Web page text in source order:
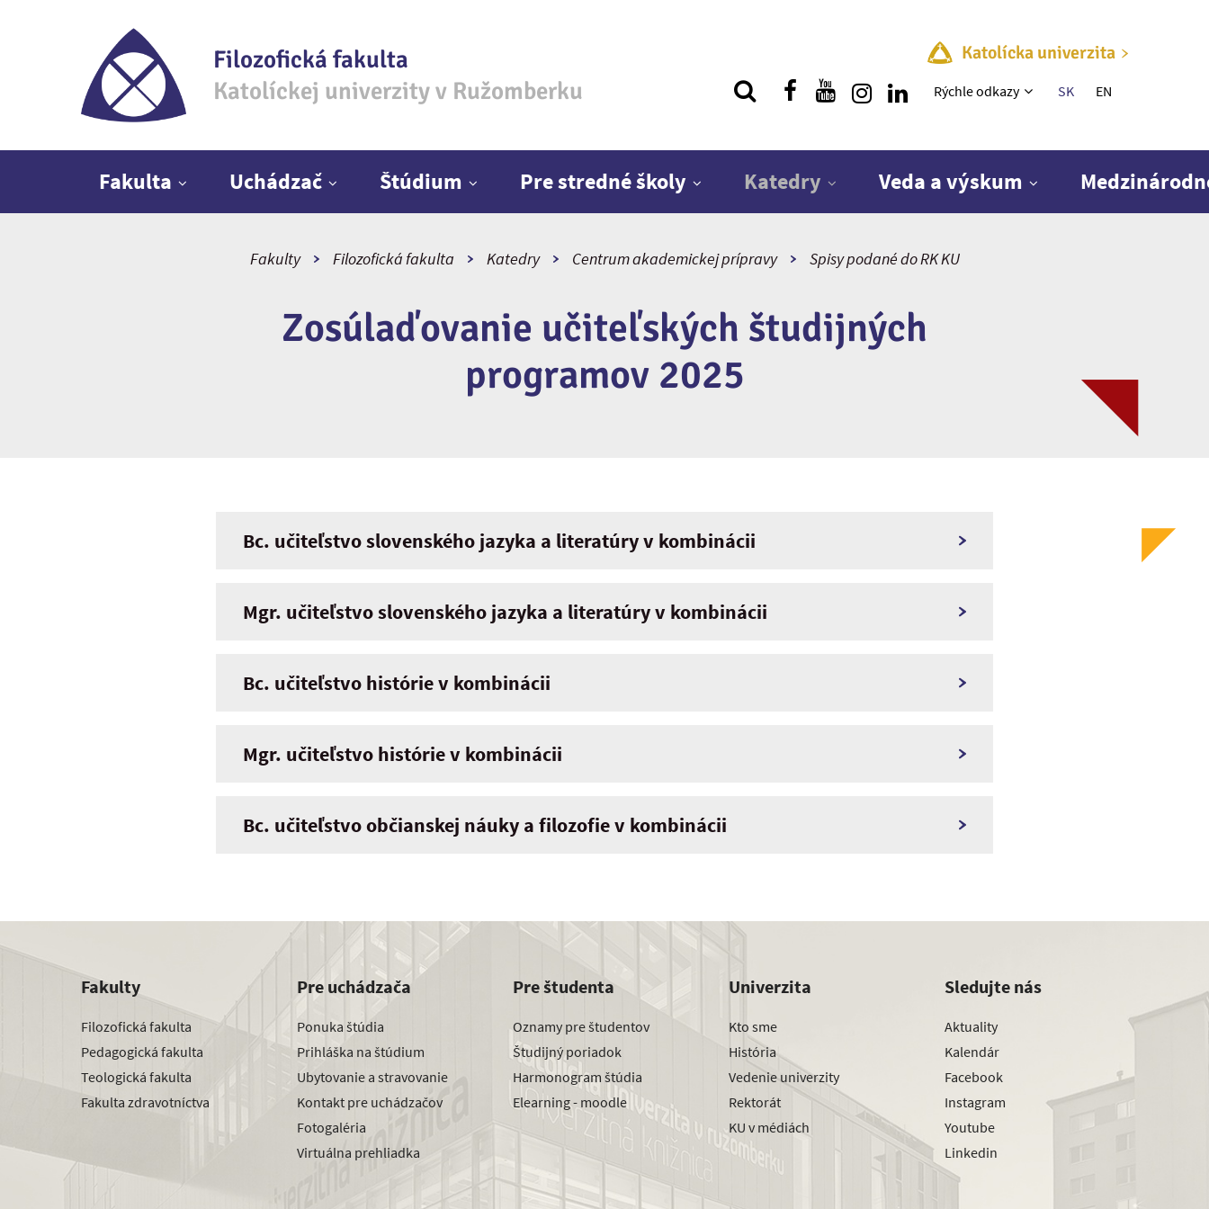
Filozofická fakulta
Katolíckej univerzity v Ružomberku
Katolícka univerzita
Rýchle menu
Rýchle odkazy SK EN
Fakulta Uchádzač Štúdium Pre stredné školy Katedry Veda a výskum
Fakulty Filozofická fakulta Katedry Centrum akademickej prípravy Spisy podané do RK KU
Zosúlaďovanie učiteľských študijných
programov 2025
Bc. učiteľstvo slovenského jazyka a literatúry v kombinácii
Mgr. učiteľstvo slovenského jazyka a literatúry v kombinácii
Bc. učiteľstvo histórie v kombinácii
Mgr. učiteľstvo histórie v kombinácii
Bc. učiteľstvo občianskej náuky a filozofie v kombinácii
Fakulty
Filozofická fakulta
Pedagogická fakulta
Teologická fakulta
Fakulta zdravotníctva
Pre uchádzača
Ponuka štúdia
Prihláška na štúdium
Ubytovanie a stravovanie
Kontakt pre uchádzačov
Fotogaléria
Virtuálna prehliadka
Pre študenta
Oznamy pre študentov
Študijný poriadok
Harmonogram štúdia
Elearning - moodle
Univerzita
Kto sme
História
Vedenie univerzity
Rektorát
KU v médiách
Sledujte nás
Aktuality
Kalendár
Facebook
Instagram
Youtube
Linkedin